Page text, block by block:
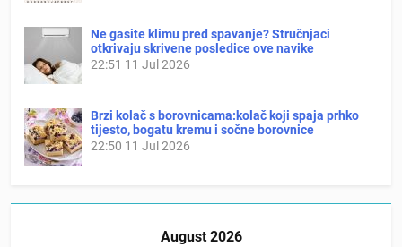
Ne gasite klimu pred spavanje? Stručnjaci
otkrivaju skrivene posledice ove navike
22:51 11 Jul 2026
Brzi kolač s borovnicama:kolač koji spaja prhko
tijesto, bogatu kremu i sočne borovnice
22:50 11 Jul 2026
August 2026